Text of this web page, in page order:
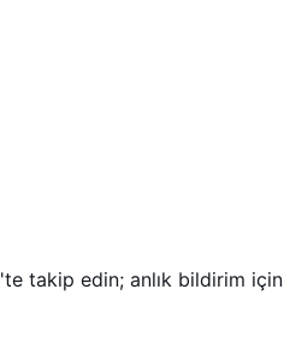
'te takip edin; anlık bildirim için